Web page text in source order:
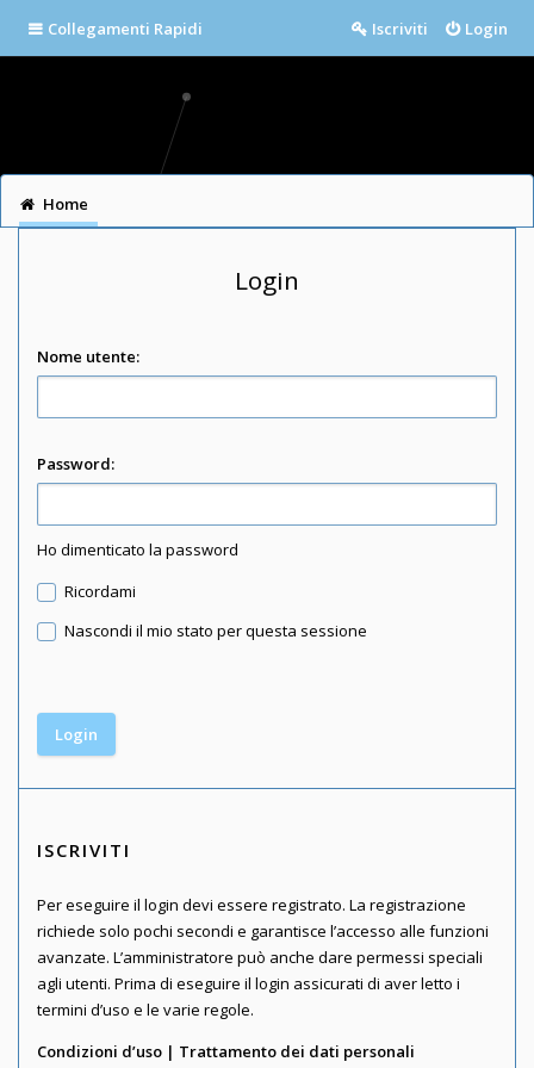
Collegamenti Rapidi Login
Iscriviti
Home
Login
Nome utente:
Password:
Ho dimenticato la password
Ricordami
Nascondi il mio stato per questa sessione
ISCRIVITI
Per eseguire il login devi essere registrato. La registrazione
richiede solo pochi secondi e garantisce l’accesso alle funzioni
avanzate. L’amministratore può anche dare permessi speciali
agli utenti. Prima di eseguire il login assicurati di aver letto i
termini d’uso e le varie regole.
Condizioni d’uso | Trattamento dei dati personali